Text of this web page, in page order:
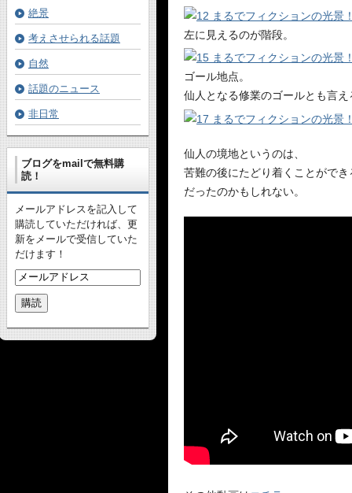
左に見えるのが階段。
ゴール地点。
仙人となる修業のゴールとも言
仙人の境地というのは、
苦難の後にたどり着くことがで
だったのかもしれない。
絶景
考えさせられる話題
自然
話題のニュース
非日常
ブログをmailで無料購
読！
メールアドレスを記入して
購読していただければ、更
新をメールで受信していた
だけます！